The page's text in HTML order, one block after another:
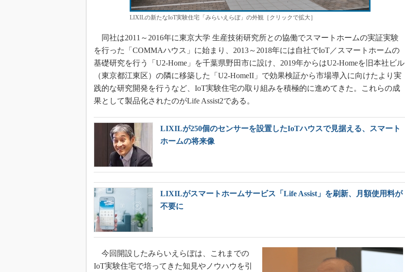
LIXILの新たなIoT実験住宅「みらいえらぼ」の外観［クリックで拡大］
同社は2011～2016年に東京大学 生産技術研究所との協働でスマートホームの実証実験
を行った「COMMAハウス」に始まり、2013～2018年には自社でIoT／スマートホームの
基礎研究を行う「U2-Home」を千葉県野田市に設け、2019年からはU2-Homeを旧本社ビル
（東京都江東区）の隣に移築した「U2-HomeII」で効果検証から市場導入に向けたより実
践的な研究開発を行うなど、IoT実験住宅の取り組みを積極的に進めてきた。これらの成
果として製品化されたのがLife Assist2である。
LIXILが250個のセンサーを設置したIoTハウスで見据える、スマート
ホームの将来像
LIXILがスマートホームサービス「Life Assist」を刷新、月額使用料が
不要に
今回開設したみらいえらぼは、これまでの
IoT実験住宅で培ってきた知見やノウハウを引